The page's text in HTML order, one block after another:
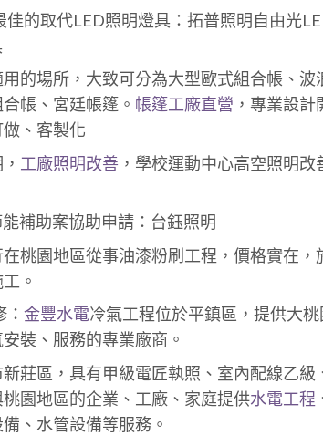
佳的取代LED照明燈具：拓普照明自由光
的場所，大致可分為大型歐式組合帳、波
帳、宮廷帳篷。 帳篷工廠直營 ，專業設
、客製化
工廠照明改善，學校運動中心高空照明改
補助案協助申請：台鈺照明
桃園地區從事油漆粉刷工程，價格實在，
。
金豐水電冷氣工程位於平鎮區，提供大桃
裝、服務的專業廠商。
莊區，具有甲級電匠執照、室內配線乙級
園地區的企業、工廠、家庭提供水電工程
、水管設備等服務。